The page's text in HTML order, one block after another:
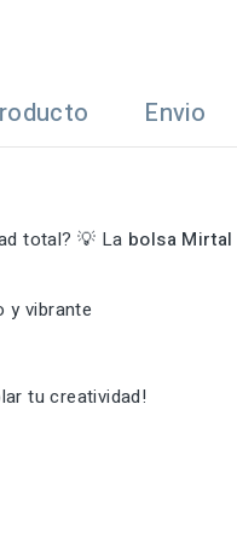
Envio
total? 💡 La bolsa Mirtal
y vibrante
tu creatividad!